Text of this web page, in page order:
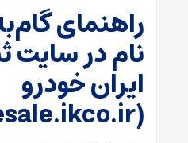
راهنمای
نام در سایت
ایران خودرو
(esale.ikco.ir)